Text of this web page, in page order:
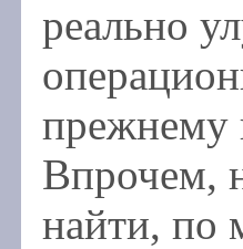
реально
прежнему
Впрочем,
найти, по